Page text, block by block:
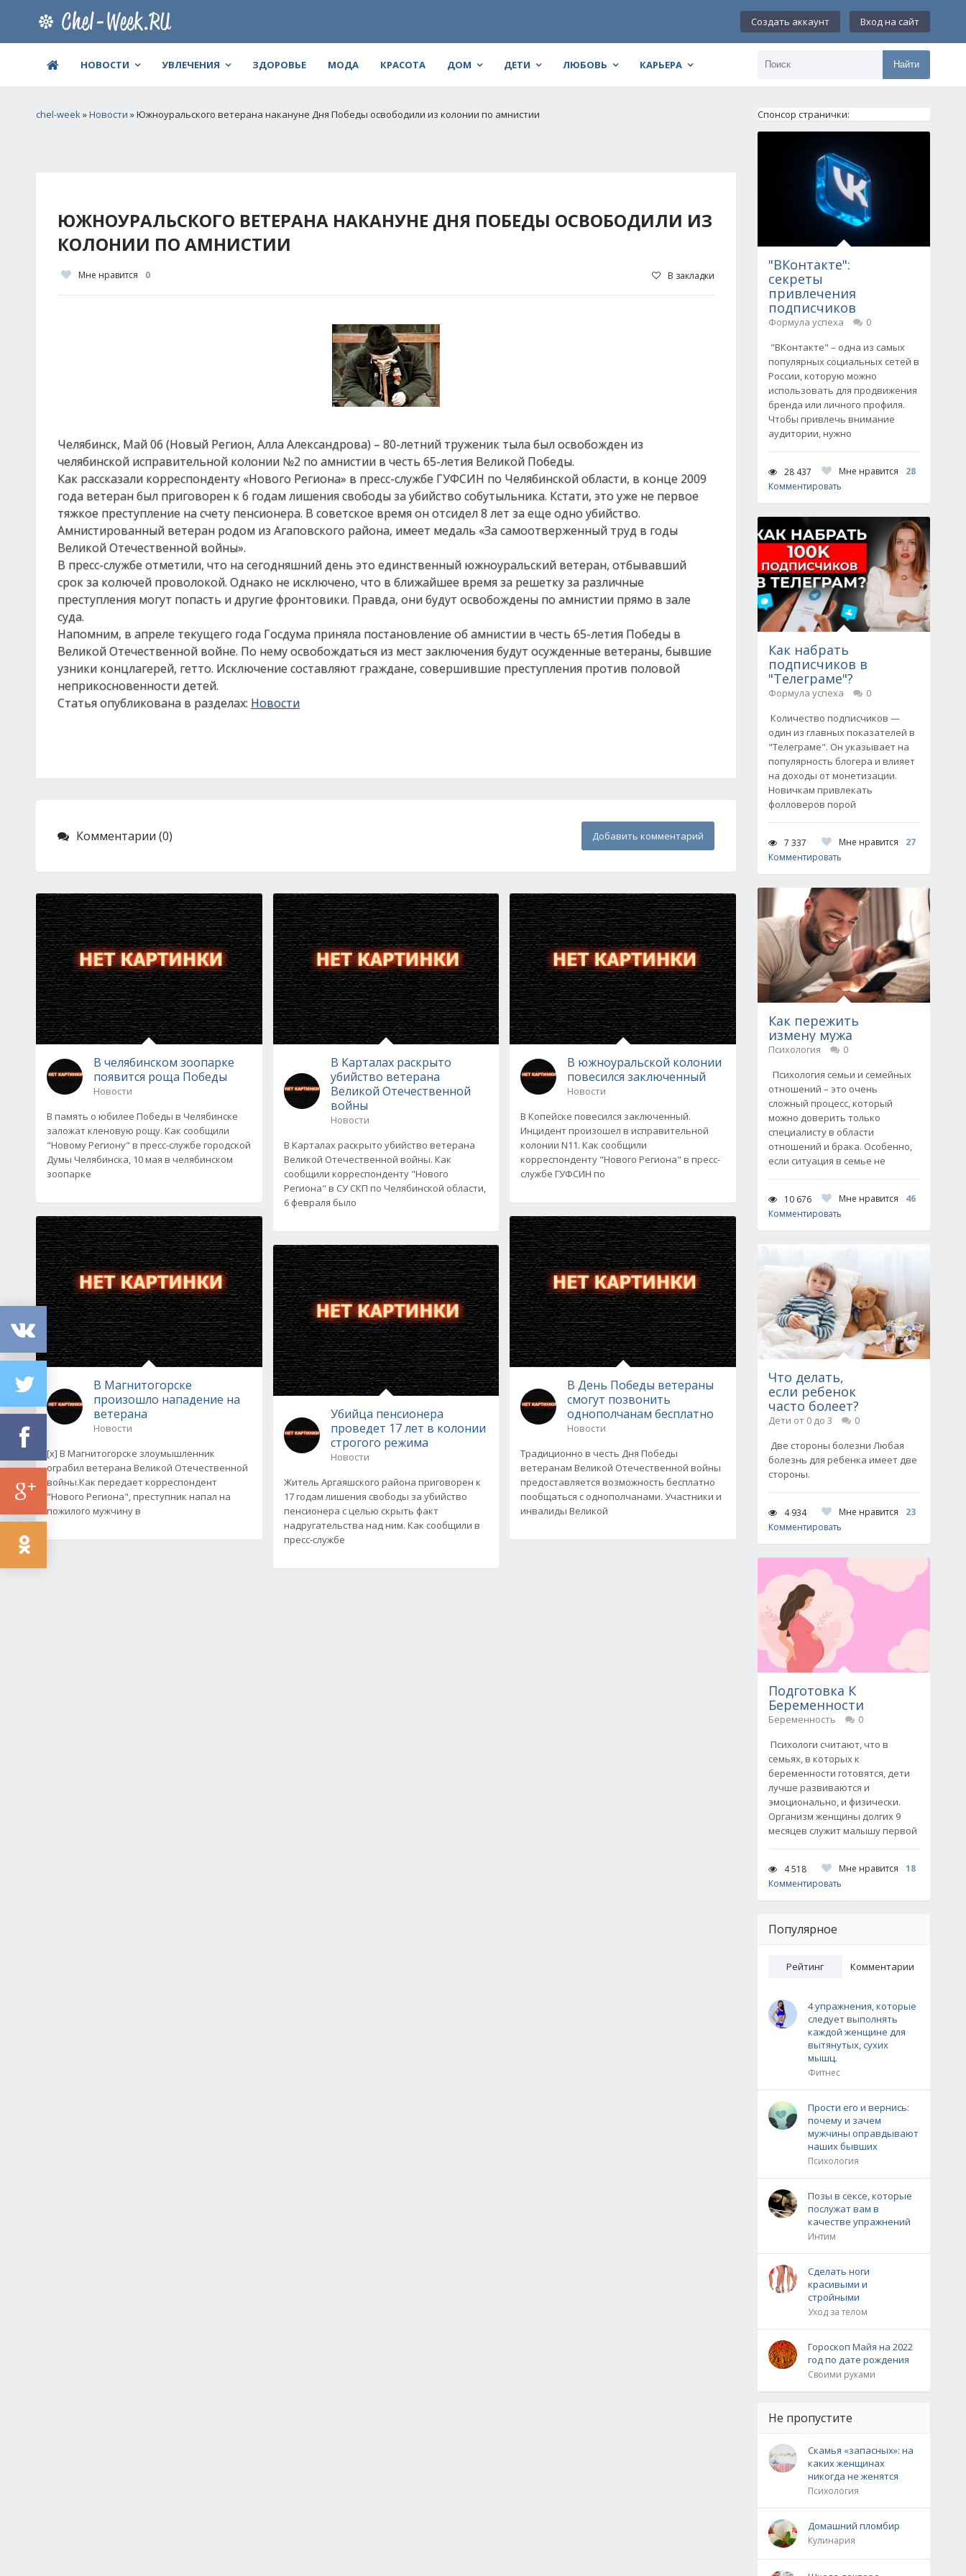
Создать аккаунт Вход на сайт
НОВОСТИ УВЛЕЧЕНИЯ ЗДОРОВЬЕ МОДА КРАСОТА ДОМ ДЕТИ ЛЮБОВЬ КАРЬЕРА Найти
chel-week»Новости » Южноуральского ветерана накануне Дня Победы освободили из колонии по амнистии
ЮЖНОУРАЛЬСКОГО ВЕТЕРАНА НАКАНУНЕ ДНЯ ПОБЕДЫ ОСВОБОДИЛИ ИЗ
КОЛОНИИ ПО АМНИСТИИ
Мне нравится 0 В закладки
Челябинск, Май 06 (Новый Регион, Алла Александрова) – 80-летний труженик тыла был освобожден из
челябинской исправительной колонии №2 по амнистии в честь 65-летия Великой Победы.
Как рассказали корреспонденту «Нового Региона» в пресс-службе ГУФСИН по Челябинской области, в конце 2009
года ветеран был приговорен к 6 годам лишения свободы за убийство собутыльника. Кстати, это уже не первое
тяжкое преступление на счету пенсионера. В советское время он отсидел 8 лет за еще одно убийство.
Амнистированный ветеран родом из Агаповского района, имеет медаль «За самоотверженный труд в годы
Великой Отечественной войны».
В пресс-службе отметили, что на сегодняшний день это единственный южноуральский ветеран, отбывавший
срок за колючей проволокой. Однако не исключено, что в ближайшее время за решетку за различные
преступления могут попасть и другие фронтовики. Правда, они будут освобождены по амнистии прямо в зале
суда.
Напомним, в апреле текущего года Госдума приняла постановление об амнистии в честь 65-летия Победы в
Великой Отечественной войне. По нему освобождаться из мест заключения будут осужденные ветераны, бывшие
узники концлагерей, гетто. Исключение составляют граждане, совершившие преступления против половой
неприкосновенности детей.
Статья опубликована в разделах: Новости
Комментарии (0) Добавить комментарий
В челябинском зоопарке
появится роща Победы
Новости
В память о юбилее Победы в Челябинске
заложат кленовую рощу. Как сообщили
"Новому Региону" в пресс-службе городской
Думы Челябинска, 10 мая в челябинском
зоопарке
В Магнитогорске
произошло нападение на
ветерана
Новости
[x] В Магнитогорске злоумышленник
ограбил ветерана Великой Отечественной
войны.Как передает корреспондент
"Нового Региона", преступник напал на
пожилого мужчину в
В Карталах раскрыто
убийство ветерана
Великой Отечественной
войны
Новости
В Карталах раскрыто убийство ветерана
Великой Отечественной войны. Как
сообщили корреспонденту "Нового
Региона" в СУ СКП по Челябинской области,
6 февраля было
Убийца пенсионера
проведет 17 лет в колонии
строгого режима
Новости
Житель Аргаяшского района приговорен к
17 годам лишения свободы за убийство
пенсионера с целью скрыть факт
надругательства над ним. Как сообщили в
пресс-службе
В южноуральской колонии
повесился заключенный
Новости
В Копейске повесился заключенный.
Инцидент произошел в исправительной
колонии N11. Как сообщили
корреспонденту "Нового Региона" в пресс-
службе ГУФСИН по
В День Победы ветераны
смогут позвонить
однополчанам бесплатно
Новости
Традиционно в честь Дня Победы
ветеранам Великой Отечественной войны
предоставляется возможность бесплатно
пообщаться с однополчанами. Участники и
инвалиды Великой
Спонсор странички:
"ВКонтакте":
секреты
привлечения
подписчиков
Формула успеха
0
"ВКонтакте" – одна из самых
популярных социальных сетей в
России, которую можно
использовать для продвижения
бренда или личного профиля.
Чтобы привлечь внимание
аудитории, нужно
28 437 Мне нравится
28
Комментировать
Как набрать
подписчиков в
"Телеграме"?
Формула успеха
0
Количество подписчиков —
один из главных показателей в
"Телеграме". Он указывает на
популярность блогера и влияет
на доходы от монетизации.
Новичкам привлекать
фолловеров порой
7 337 Мне нравится
27
Комментировать
Как пережить
измену мужа
Психология
0
Психология семьи и семейных
отношений – это очень
сложный процесс, который
можно доверить только
специалисту в области
отношений и брака. Особенно,
если ситуация в семье не
10 676 Мне нравится
46
Комментировать
Что делать,
если ребенок
часто болеет?
Дети от 0 до 3
0
Две стороны болезни Любая
болезнь для ребенка имеет две
стороны.
4 934 Мне нравится
23
Комментировать
Подготовка К
Беременности
Беременность
0
Психологи считают, что в
семьях, в которых к
беременности готовятся, дети
лучше развиваются и
эмоционально, и физически.
Организм женщины долгих 9
месяцев служит малышу первой
4 518 Мне нравится
18
Комментировать
Популярное
Рейтинг Комментарии
4 упражнения, которые
следует выполнять
каждой женщине для
вытянутых, сухих
мышц.
Фитнес
Прости его и вернись:
почему и зачем
мужчины оправдывают
наших бывших
Психология
Позы в сексе, которые
послужат вам в
качестве упражнений
Интим
Сделать ноги
красивыми и
стройными
Уход за телом
Гороскоп Майя на 2022
год по дате рождения
Своими руками
Не пропустите
Скамья «запасных»: на
каких женщинах
никогда не женятся
Психология
Домашний пломбир
Кулинария